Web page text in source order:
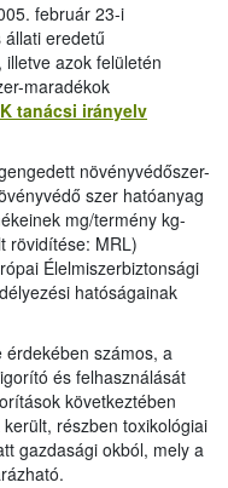
február 23-i
eredetű
azok felületén
maradékok
tanácsi irányelv
növényvédőszer-
szer hatóanyag
mg/termény kg-
rövidítése: MRL)
Élelmiszerbiztonsági
hatóságainak
érdekében számos, a
és felhasználását
következtében
részben toxikológiai
gazdasági okból, mely a